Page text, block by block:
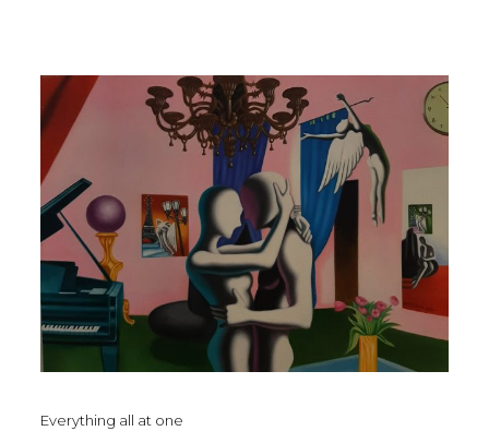
Everything all at one